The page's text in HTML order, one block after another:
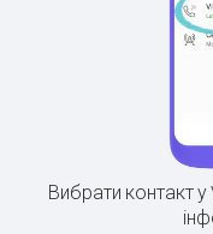
Вибрати контакт